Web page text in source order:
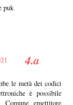
puk
le metà dei codici
è possibile
emettitore